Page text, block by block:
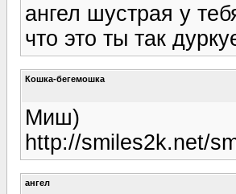
ангел шустрая у
что это ты так
Кошка-бегемошка
Миш)
http://smiles2k.net/
ангел